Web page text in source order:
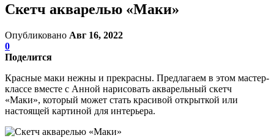
Скетч акварелью «Маки»
Опубликовано Авг 16, 2022
0
Поделится
Красные маки нежны и прекрасны. Предлагаем в этом мастер-
классе вместе с Анной нарисовать акварельный скетч
«Маки», который может стать красивой открыткой или
настоящей картиной для интерьера.